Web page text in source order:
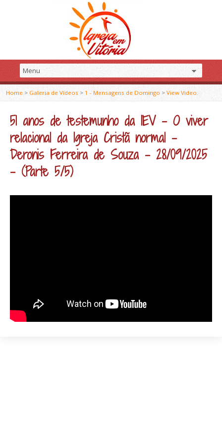
Home > Galeria de Vídeos > 1 - Mensagens de Domingo >View Video
51 anos de testemunho da IEV – O viver
relacional da Igreja Cristã normal –
Deronis Ferreira de Souza – 28/09/2025
– (Parte 5/5)